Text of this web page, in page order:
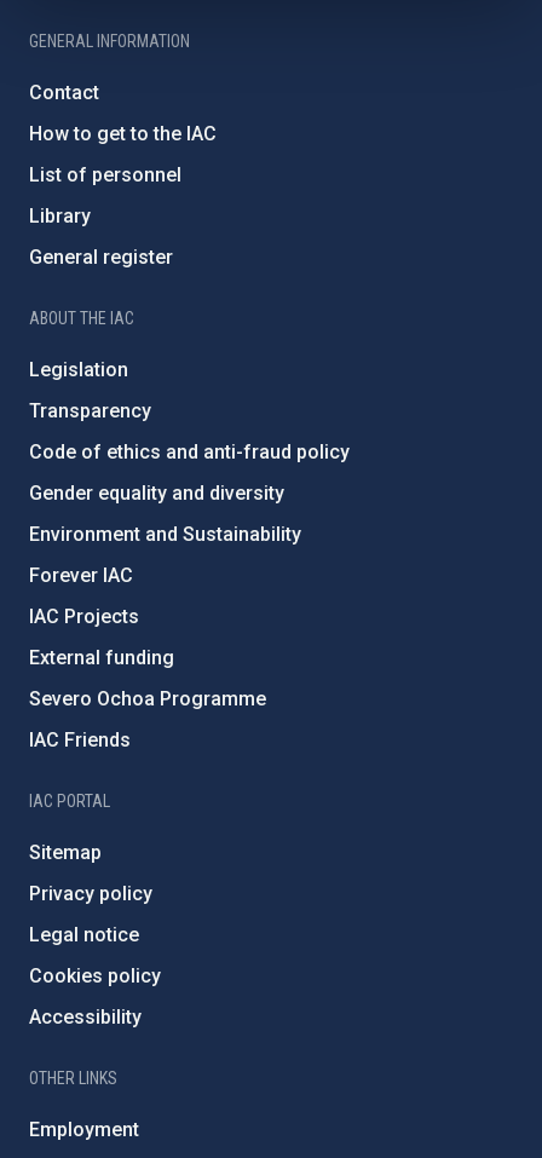
GENERAL INFORMATION
Contact
How to get to the IAC
List of personnel
Library
General register
ABOUT THE IAC
Legislation
Transparency
Code of ethics and anti-fraud policy
Gender equality and diversity
Environment and Sustainability
Forever IAC
IAC Projects
External funding
Severo Ochoa Programme
IAC Friends
IAC PORTAL
Sitemap
Privacy policy
Legal notice
Cookies policy
Accessibility
OTHER LINKS
Employment